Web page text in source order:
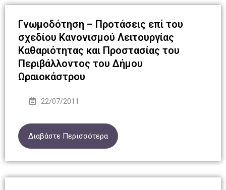
Γνωμοδότηση – Προτάσεις επί του
σχεδίου Κανονισμού Λειτουργίας
Καθαριότητας και Προστασίας του
Περιβάλλοντος του Δήμου
Ωραιοκάστρου
22/07/2011
Διαβάστε Περισσότερα